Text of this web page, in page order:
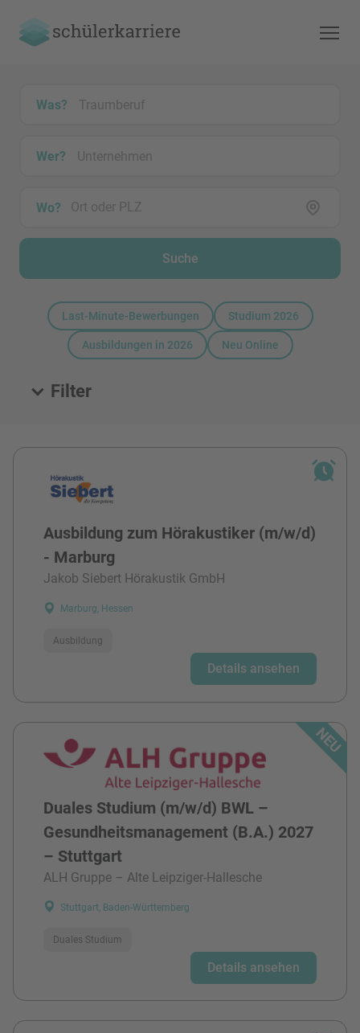
Was?
Wer?
Wo?
Suche
Last-Minute-Bewerbungen Studium 2026
Ausbildungen in 2026 Neu Online
Filter
Alle Stellen
Ausbildung zum Hörakustiker (m/w/d)
- Marburg
Jakob Siebert Hörakustik GmbH
Marburg, Hessen
Ausbildung
Details ansehen
Duales Studium (m/w/d) BWL –
Gesundheitsmanagement (B.A.) 2027
– Stuttgart
ALH Gruppe – Alte Leipziger-Hallesche
Stuttgart, Baden-Württemberg
Duales Studium
Details ansehen